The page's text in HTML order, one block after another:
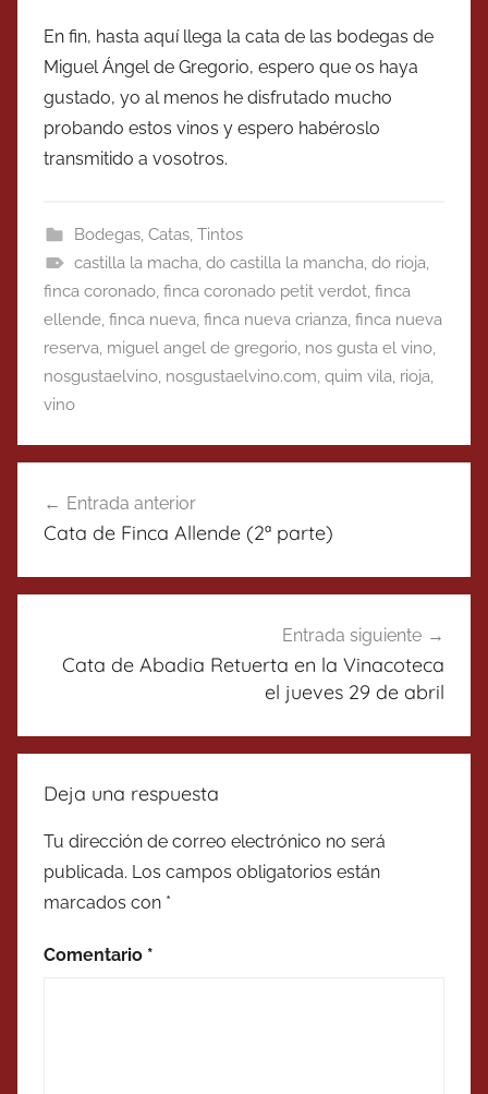
En fin, hasta aquí llega la cata de las bodegas de
Miguel Ángel de Gregorio, espero que os haya
gustado, yo al menos he disfrutado mucho
probando estos vinos y espero habéroslo
transmitido a vosotros.
Bodegas, Catas, Tintos
castilla la macha, do castilla la mancha, do rioja,
finca coronado, finca coronado petit verdot, finca
ellende, finca nueva, finca nueva crianza, finca nueva
reserva, miguel angel de gregorio, nos gusta el vino,
nosgustaelvino, nosgustaelvino.com, quim vila, rioja,
vino
de
Entrada anterior
Cata de Finca Allende (2ª parte)
Entrada siguiente
Cata de Abadia Retuerta en la Vinacoteca
el jueves 29 de abril
Deja una respuesta
Tu dirección de correo electrónico no será
publicada. Los campos obligatorios están
marcados con *
Comentario *